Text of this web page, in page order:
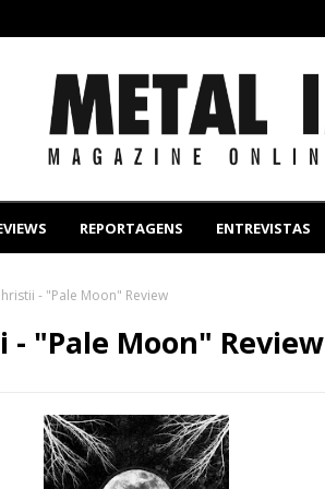
REPORTAGENS ENTREVISTAS
- "Pale Moon" Review
- "Pale Moon" Review